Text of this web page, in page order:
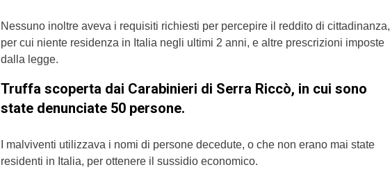
Nessuno inoltre aveva i requisiti richiesti per percepire il reddito di cittadinanza,
per cui niente residenza in Italia negli ultimi 2 anni, e altre prescrizioni imposte
dalla legge.
Truffa scoperta dai Carabinieri di Serra Riccò, in cui sono
state denunciate 50 persone.
I malviventi utilizzava i nomi di persone decedute, o che non erano mai state
residenti in Italia, per ottenere il sussidio economico.